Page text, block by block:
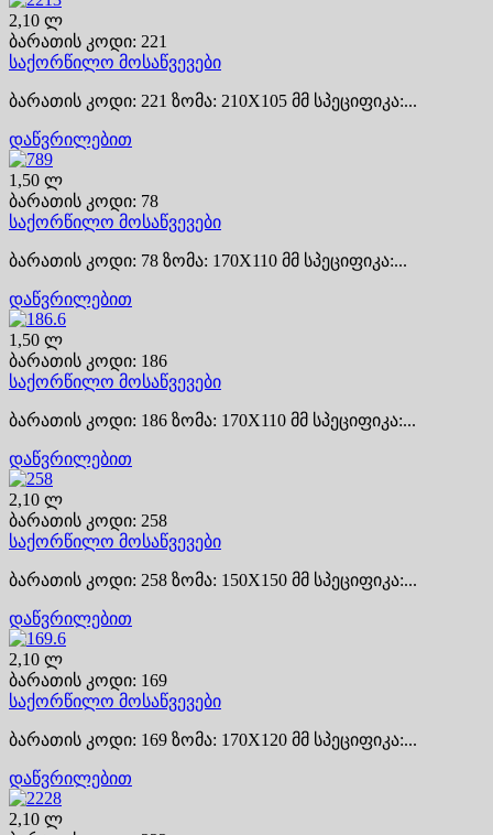
2,10 ლ
ბარათის კოდი: 221
საქორწილო მოსაწვევები
ბარათის კოდი: 221 ზომა: 210X105 მმ სპეციფიკა:...
დაწვრილებით
1,50 ლ
ბარათის კოდი: 78
საქორწილო მოსაწვევები
ბარათის კოდი: 78 ზომა: 170X110 მმ სპეციფიკა:...
დაწვრილებით
1,50 ლ
ბარათის კოდი: 186
საქორწილო მოსაწვევები
ბარათის კოდი: 186 ზომა: 170X110 მმ სპეციფიკა:...
დაწვრილებით
2,10 ლ
ბარათის კოდი: 258
საქორწილო მოსაწვევები
ბარათის კოდი: 258 ზომა: 150X150 მმ სპეციფიკა:...
დაწვრილებით
2,10 ლ
ბარათის კოდი: 169
საქორწილო მოსაწვევები
ბარათის კოდი: 169 ზომა: 170X120 მმ სპეციფიკა:...
დაწვრილებით
2,10 ლ